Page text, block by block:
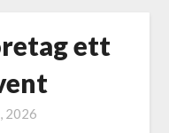
ett
2026